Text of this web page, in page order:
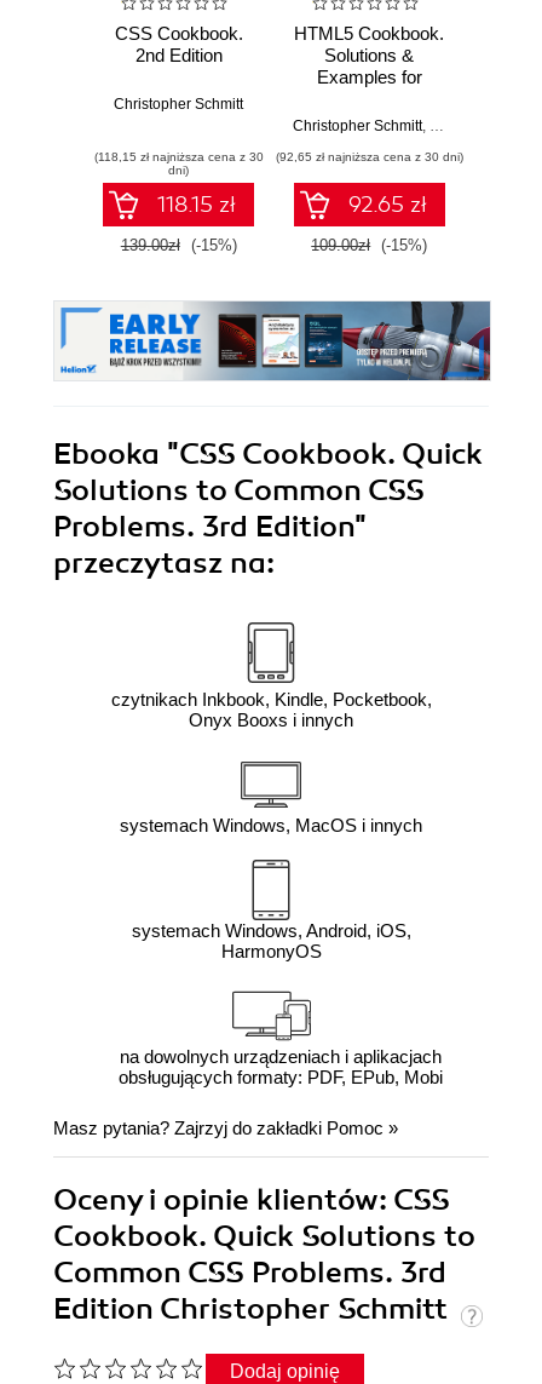
CSS Cookbook.
2nd Edition
Christopher Schmitt
(118,15 zł najniższa cena z 30
dni)
118.15 zł
139.00zł (-15%)
HTML5 Cookbook.
Solutions &
Examples for
Developers
Christopher Schmitt, Kyle Simpson
(92,65 zł najniższa cena z 30 dni)
92.65 zł
109.00zł (-15%)
Ebooka "CSS Cookbook. Quick
Solutions to Common CSS
Problems. 3rd Edition"
przeczytasz na:
czytnikach Inkbook, Kindle, Pocketbook,
Onyx Booxs i innych
systemach Windows, MacOS i innych
systemach Windows, Android, iOS,
HarmonyOS
na dowolnych urządzeniach i aplikacjach
obsługujących formaty: PDF, EPub, Mobi
Masz pytania? Zajrzyj do zakładki Pomoc »
Oceny i opinie klientów: CSS
Cookbook. Quick Solutions to
Common CSS Problems. 3rd
Edition Christopher Schmitt
Dodaj opinię